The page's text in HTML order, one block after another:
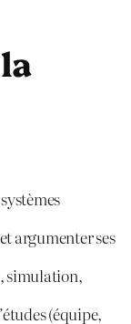
argumenter ses
simulation,
(équipe,